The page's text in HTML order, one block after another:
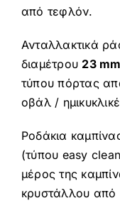
από τεφλόν.
Ανταλλακτικά
διαμέτρου 23 mm
τύπου πόρτας
οβάλ /
Ροδάκια
(τύπου easy
μέρος της
κρυστάλλου από